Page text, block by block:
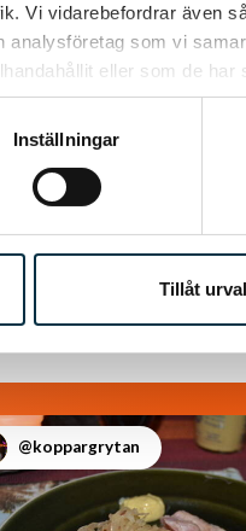
Vi vidarebefordrar även
analysföretag som vi
eller som de har
Inställningar
Tillåt urval
använder mjöl
@koppargrytan